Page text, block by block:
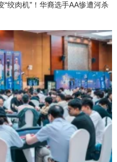
“绞肉机”！华裔选手AA惨遭河杀